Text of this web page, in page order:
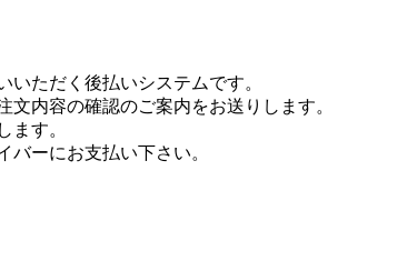
ただく後払いシステムです。
内容の確認のご案内をお送りします。
ます。
バーにお支払い下さい。